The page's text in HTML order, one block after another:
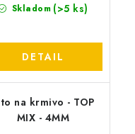
Skladom (>5 ks)
DETAIL
na krmivo - TOP
MIX - 4MM